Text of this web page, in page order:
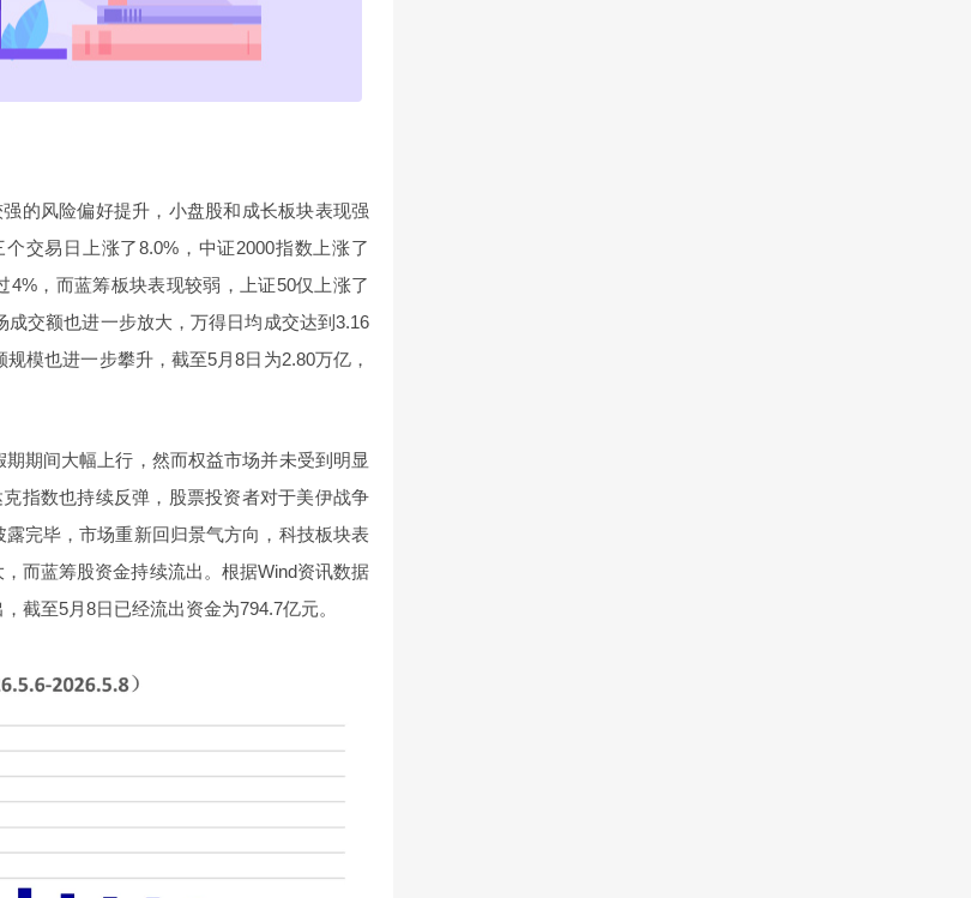
的风险偏好提升，小盘股和成长板块表现强
交易日上涨了8.0%，中证2000指数上涨了
4%，而蓝筹板块表现较弱，上证50仅上涨了
交额也进一步放大，万得日均成交达到3.16
模也进一步攀升，截至5月8日为2.80万亿，
期间大幅上行，然而权益市场并未受到明显
指数也持续反弹，股票投资者对于美伊战争
完毕，市场重新回归景气方向，科技板块表
而蓝筹股资金持续流出。根据Wind资讯数据
截至5月8日已经流出资金为794.7亿元。